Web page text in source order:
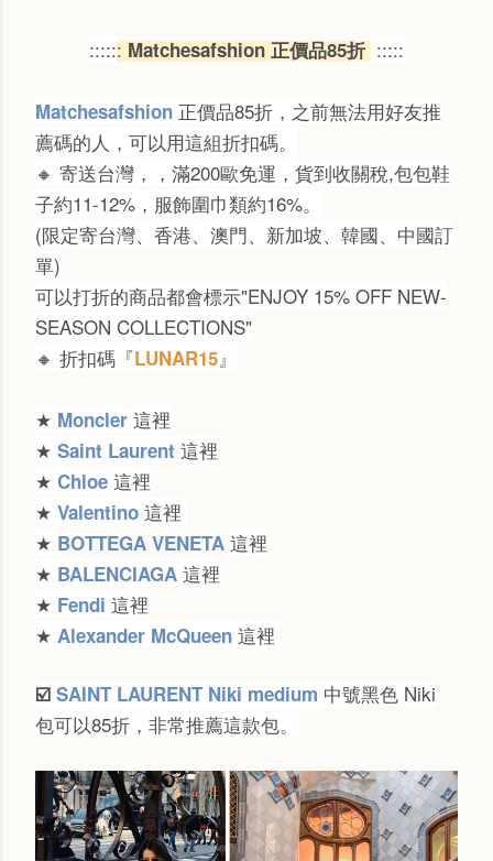
::::::Matchesafshion 正價品85折 :::::
Matchesafshion 正價品85折，之前無法用好友推
薦碼的人，可以用這組折扣碼。
🔸 寄送台灣， ，滿200歐免運， 貨到收關稅,包包鞋
子約11-12%，服飾圍巾類約16%。
(限定寄台灣、香港、澳門、 新加坡、 韓國、中國訂
單)
可以打折的商品都會標示"ENJOY 15% OFF NEW-
SEASON COLLECTIONS"
🔸 折扣碼『LUNAR15』
★ Moncler 這裡
★ Saint Laurent 這裡
★ Chloe 這裡
★ Valentino 這裡
★ BOTTEGA VENETA 這裡
★ BALENCIAGA 這裡
★ Fendi 這裡
★ Alexander McQueen 這裡
☑️ SAINT LAURENT Niki medium 中號黑色 Niki
包可以85折，非常推薦這款包。